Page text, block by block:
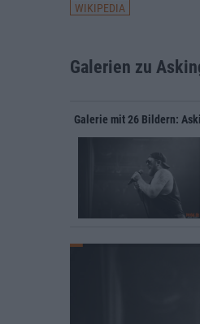
WIKIPEDIA
Galerien zu
Galerie mit 26 Bildern: